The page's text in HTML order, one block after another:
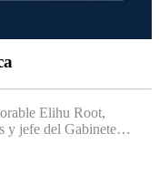
Elihu Root,
y jefe del Gabinete…